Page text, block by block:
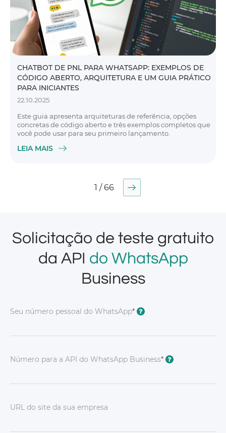
CHATBOT DE PNL PARA WHATSAPP: EXEMPLOS DE
CÓDIGO ABERTO, ARQUITETURA E UM GUIA PRÁTICO
PARA INICIANTES
22.10.2025
Este guia apresenta arquiteturas de referência, opções
concretas de código aberto e três exemplos completos que
você pode usar para seu primeiro lançamento.
LEIA MAIS
1 / 66
Solicitação de teste gratuito
da API do WhatsApp
Business
Seu número pessoal do WhatsApp* ?
Número para a API do WhatsApp Business* ?
URL do site da sua empresa